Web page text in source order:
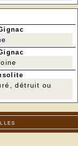
détruit ou